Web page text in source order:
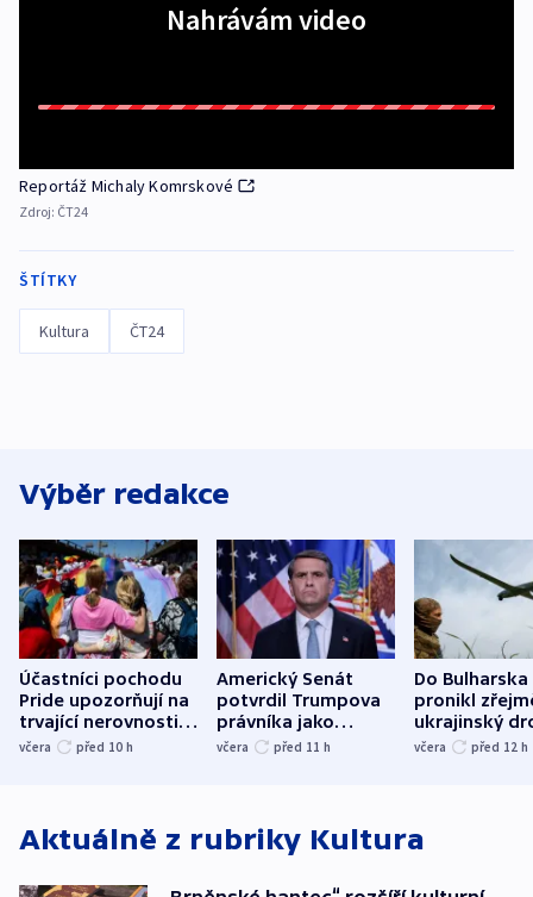
Nahrávám video
Reportáž Michaly Komrskové
Zdroj: ČT24
ŠTÍTKY
Kultura ČT24
Výběr redakce
Účastníci pochodu
Pride upozorňují na
trvající nerovnosti i
společenskou
včera před 10 h
Americký Senát
potvrdil Trumpova
právníka jako
ministra
včera před 11 h
Do Bulharska
pronikl
ukrajinský
explodoval
včera před 12 h
Aktuálně z rubriky Kultura